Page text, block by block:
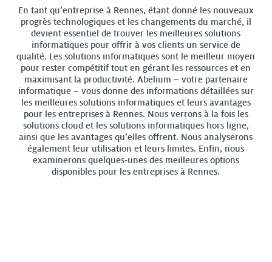
En tant qu’entreprise à Rennes, étant donné les nouveaux
progrès technologiques et les changements du marché, il
devient essentiel de trouver les meilleures solutions
informatiques pour offrir à vos clients un service de
qualité. Les solutions informatiques sont le meilleur moyen
pour rester compétitif tout en gérant les ressources et en
maximisant la productivité. Abelium – votre partenaire
informatique – vous donne des informations détaillées sur
les meilleures solutions informatiques et leurs avantages
pour les entreprises à Rennes. Nous verrons à la fois les
solutions cloud et les solutions informatiques hors ligne,
ainsi que les avantages qu’elles offrent. Nous analyserons
également leur utilisation et leurs limites. Enfin, nous
examinerons quelques-unes des meilleures options
disponibles pour les entreprises à Rennes.